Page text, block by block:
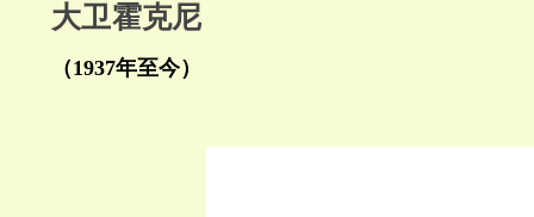
大卫霍克尼
（1937年至今）